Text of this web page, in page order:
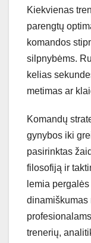
Kiekvienas
parengtų
komandos
silpnybėms.
kelias
metimas ar
Komandų
gynybos iki
pasirinktas
filosofiją ir
lemia
dinamiškumas
trenerių,